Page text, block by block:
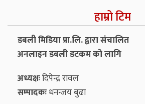
हाम्रो टिम
डबली मिडिया प्रा.लि. द्वारा संचालित
अनलाइन डबली डटकम को लागि
अध्यक्षःदिपेन्द्र रावल
सम्पादकःधनन्‍जय बुढा